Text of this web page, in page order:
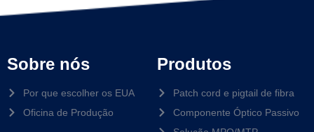
Sobre nós
Por que escolher os EUA
Oficina de Produção
Produtos
Patch cord e pigtail de fibra
Componente Óptico Passivo